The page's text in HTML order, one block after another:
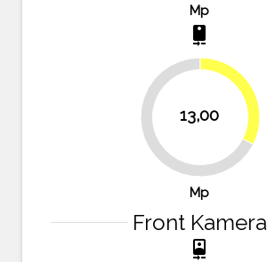
Mp
camera_rear
13,00
67.5%
32.5%
Mp
Front Kamera
camera_front